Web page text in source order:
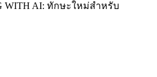
WITH AI: ทักษะใหม่สำหรับ